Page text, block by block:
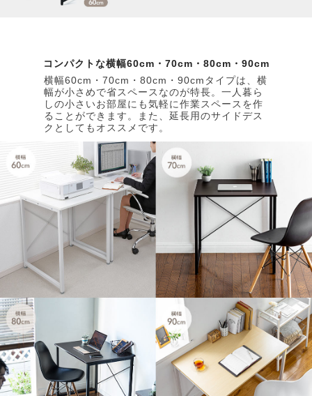
コンパクトな横幅60cm・70cm・80cm・90cm
横幅60cm・70cm・80cm・90cmタイプは、横
幅が小さめで省スペースなのが特長。一人暮ら
しの小さいお部屋にも気軽に作業スペースを作
ることができます。また、延長用のサイドデス
クとしてもオススメです。